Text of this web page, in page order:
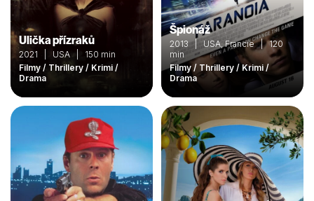
Ulička přízraků
2021 | USA | 150 min
Filmy / Thrillery / Krimi /
Drama
Špionáž
2013 | USA, Francie | 120
min
Filmy / Thrillery / Krimi /
Drama